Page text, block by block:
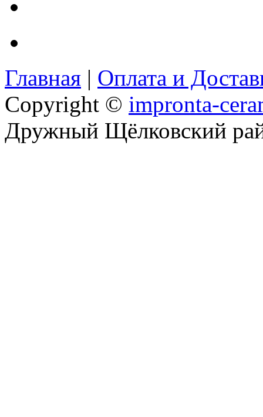
Главная | Оплата и
Copyright © impronta-
Дружный Щёлковский